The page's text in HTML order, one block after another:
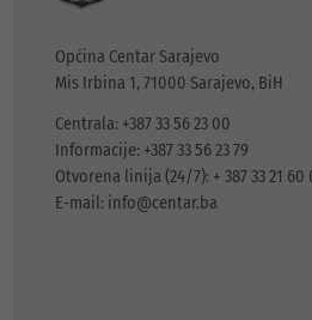
Općina Centar Sarajevo
Mis Irbina 1, 71000 Sarajevo, BiH
Centrala: +387 33 56 23 00
Informacije: +387 33 56 23 79
Otvorena linija (24/7): + 387 33 21 60
E-mail: info@centar.ba